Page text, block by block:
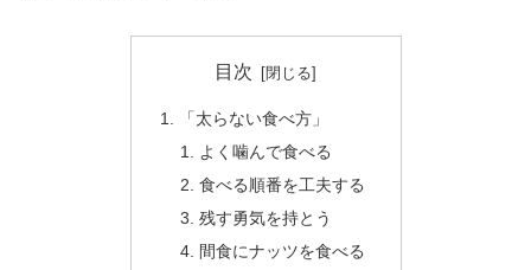
目次
「太らない食べ方」
よく噛んで食べる
食べる順番を工夫する
残す勇気を持とう
間食にナッツを食べる